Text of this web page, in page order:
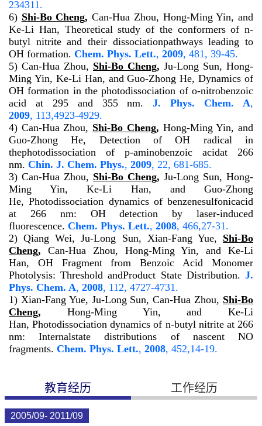
234311.
6) Shi-Bo Cheng,Can-Hua Zhou, Hong-Ming Yin, and
Ke-Li Han, Theoretical study of the conformers of n-
butyl nitrite and their dissociationpathways leading to
OH formation. Chem. Phys. Lett., 2009, 481 , 39-45.
5) Can-Hua Zhou, Shi-Bo Cheng, Ju-Long Sun, Hong-
Ming Yin, Ke-Li Han, and Guo-Zhong He, Dynamics of
OH formation in the photodissociation of o-nitrobenzoic
acid at 295 and 355 nm.J. Phys. Chem. A,
2009, 113,4923-4929.
4) Can-Hua Zhou, Shi-Bo Cheng, Hong-Ming Yin, and
Guo-Zhong He, Detection of OH radical in
thephotodissociation of p-aminobenzoic acidat 266
nm. Chin. J. Chem. Phys., 2009, 22, 681-685.
3) Can-Hua Zhou, Shi-Bo Cheng, Ju-Long Sun, Hong-
Ming Yin, Ke-Li Han, and Guo-Zhong
He, Photodissociation dynamics of benzenesulfonicacid
at 266 nm: OH detection by laser-induced
fluorescence. Chem. Phys. Lett., 2008, 466,27-31.
2) Qiang Wei, Ju-Long Sun, Xian-Fang Yue, Shi-Bo
Cheng, Can-Hua Zhou, Hong-Ming Yin, and Ke-Li
Han, OH Fragment from Benzoic Acid Monomer
Photolysis: Threshold andProduct State Distribution. J.
Phys. Chem. A, 2008, 112, 4727-4731.
1) Xian-Fang Yue, Ju-Long Sun, Can-Hua Zhou, Shi-Bo
Cheng, Hong-Ming Yin, and Ke-Li
Han, Photodissociation dynamics of n-butyl nitrite at 266
nm: Internalstate distributions of nascent NO
fragments. Chem. Phys. Lett., 2008, 452,14-19.
教育经历 工作经历
2005/09- 2011/09